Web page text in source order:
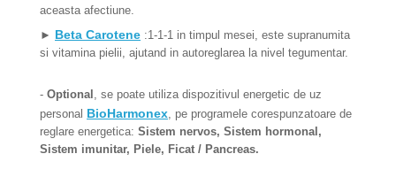
aceasta afectiune.
► Beta Carotene :1-1-1 in timpul mesei, este supranumita
si vitamina pielii, ajutand in autoreglarea la nivel tegumentar.
- Optional , se poate utiliza dispozitivul energetic de uz
personal BioHarmonex , pe programele corespunzatoare de
reglare energetica: Sistem nervos, Sistem hormonal,
Sistem imunitar, Piele, Ficat / Pancreas.